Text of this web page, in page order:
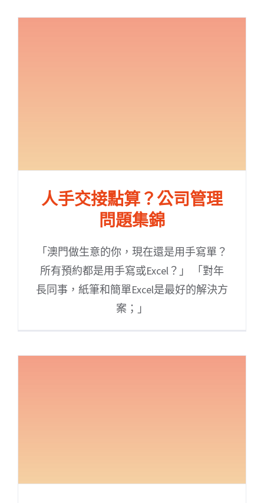
人手交接點算？公司管理
問題集錦
「澳門做生意的你，現在還是用手寫單？
所有預約都是用手寫或Excel？」 「對年
長同事，紙筆和簡單Excel是最好的解決方
案；」